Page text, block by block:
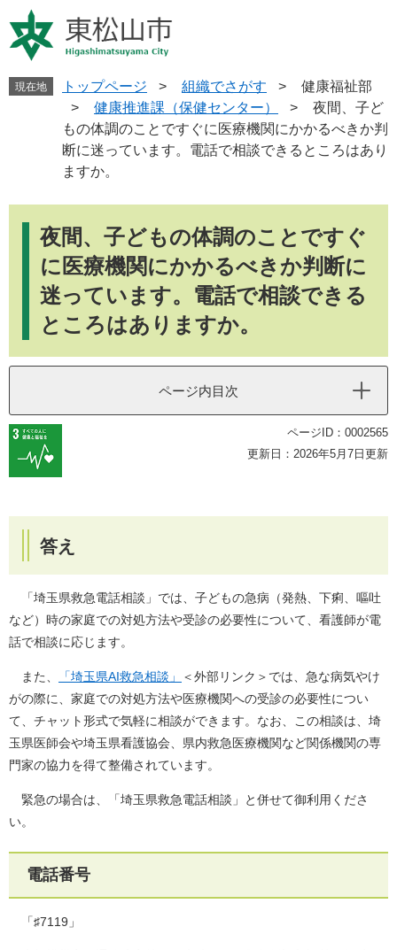
ー
ジ
ニ
ュ
現在地 トップページ > 組織でさがす >
健康福祉部
>
健康推進課（保健センター） >
夜間、子ど
もの体調のことですぐに医療機関にかかるべきか判
断に迷っています。電話で相談できるところはあり
ますか。
夜間、子どもの体調のことですぐ
に医療機関にかかるべきか判断に
迷っています。電話で相談できる
ところはありますか。
ページ内目次
ページID：0002565
更新日：2026年5月7日更新
答え
「埼玉県救急電話相談」では、子どもの急病（発熱、下痢、嘔吐
など）時の家庭での対処方法や受診の必要性について、看護師が電
話で相談に応じます。
また、 「埼玉県AI救急相談」 ＜外部リンク＞ では、急な病気やけ
がの際に、家庭での対処方法や医療機関への受診の必要性につい
て、チャット形式で気軽に相談ができます。なお、この相談は、埼
玉県医師会や埼玉県看護協会、県内救急医療機関など関係機関の専
門家の協力を得て整備されています。
緊急の場合は、「埼玉県救急電話相談」と併せて御利用くださ
い。
電話番号
「♯7119」